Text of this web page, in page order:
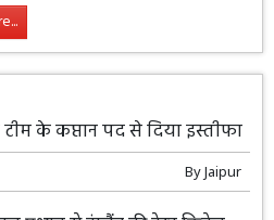
के कप्तान पद से दिया इस्तीफा
ByJaipur